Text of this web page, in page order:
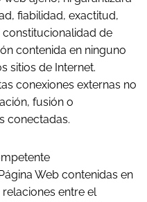
fiabilidad, exactitud,
de
contenida en ninguno
sitios de Internet.
conexiones externas no
fusión o
conectadas.
Web contenidas en
entre el